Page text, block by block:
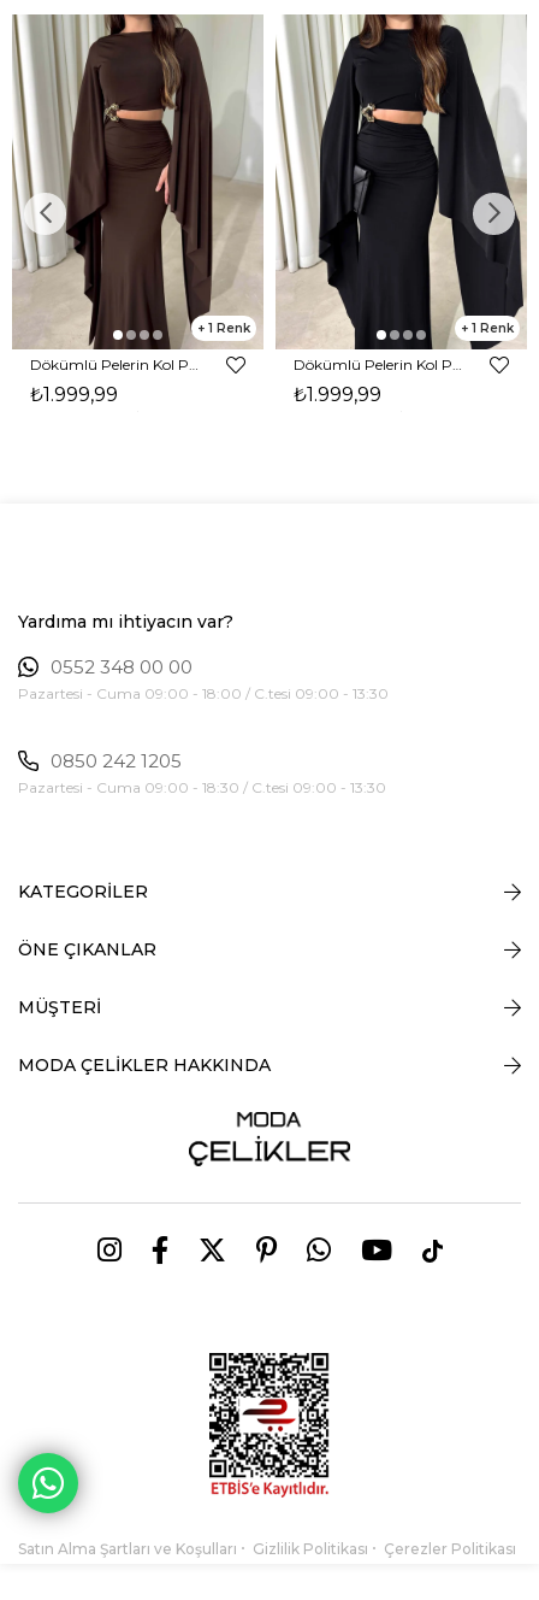
1
₺1.999,99
1
₺1.999,99
Yardıma mı ihtiyacın var?
0552 348 00 00
Pazartesi - Cuma 09:00 - 18:00 / C.tesi 09:00 - 13:30
0850 242 1205
Pazartesi - Cuma 09:00 - 18:30 / C.tesi 09:00 - 13:30
KATEGORİLER
ÖNE ÇIKANLAR
MÜŞTERİ
MODA ÇELİKLER HAKKINDA
Satın Alma Şartları ve Koşulları Gizlilik Politikası Çerezler Politikası